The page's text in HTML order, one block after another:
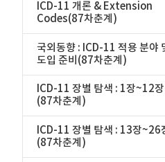
ICD-11 개론 & Extension
Codes(87차춘계)
국외동향 : ICD-11 적용 분야
도입 준비(87차춘계)
ICD-11 장별 탐색 : 1장~12장
(87차춘계)
ICD-11 장별 탐색 : 13장~26
(87차춘계)